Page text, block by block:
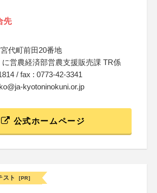
先
代町前田20番地
営農経済部営農支援販売課 TR係
/ fax : 0773-42-3341
kyotoninokuni.or.jp
公式ホームページ
スト [PR]